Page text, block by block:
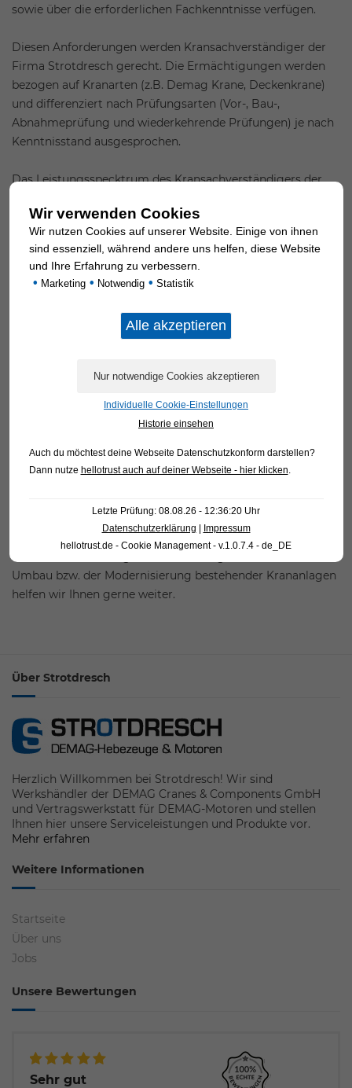
sowie über die erforderlichen Fachkenntnisse verfügen.
Diesen Anforderungen werden Kransachverständiger der
Firma Strotdresch gerecht. Die Ermächtigungen werden
bezogen auf Kranarten (z.B. Demag Krane, Deckenkrane)
und differenziert nach Prüfungsarten (Vor-, Bau-,
Abnahmeprüfung und wiederkehrende Prüfungen) je nach
Kenntnisstand ausgesprochen.
Das Leistungsspecktrum des Kransachverständigers der
Kundenbetreuung zu prüfenden Anlagen im Rahmen der
Vor-, Bau- und Abnahmeprüfung bei:
Laufkatzen
Schwenkarmkranen
Hebezeugen und Winden nach DGUV-V 54 (Alt: BGV
Haben Sie Fragen zu unseren Demag Kranen, Produkten,
Lösungen oder benötigen Sie einen Demag
Kransachverständiger schicken Sie uns eine E-Mail oder
Leistungs-Verhältnis.
Auch bei der Planung neuer Krananlagen, sowie dem
Umbau bzw. der Modernisierung bestehender Krananlagen
helfen wir Ihnen gerne weiter.
Über Strotdresch
Herzlich Willkommen bei Strotdresch! Wir sind
Werkshändler der DEMAG Cranes & Components GmbH
und Vertragswerkstatt für DEMAG-Motoren und stellen
Ihnen hier unsere Serviceleistungen und Produkte vor.
Mehr erfahren
Weitere Informationen
Startseite
Über uns
Jobs
Unsere Bewertungen
Sehr gut
Wir verwenden Cookies
Wir nutzen Cookies auf unserer Website. Einige von ihnen
sind essenziell, während andere uns helfen, diese Website
und Ihre Erfahrung zu verbessern.
• Marketing • Notwendig • Statistik
Individuelle Cookie-Einstellungen
Historie einsehen
Auch du möchtest deine Webseite Datenschutzkonform darstellen?
Dann nutze hellotrust auch auf deiner Webseite - hier klicken.
Letzte Prüfung: 08.08.26 - 12:36:20 Uhr
Datenschutzerklärung
Impressum
hellotrust.de - Cookie Management - v.1.0.7.4 - de_DE